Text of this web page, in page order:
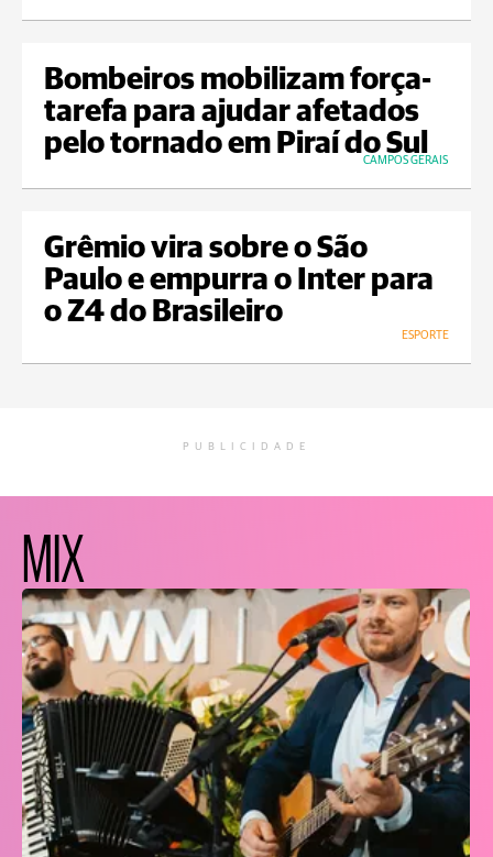
Bombeiros mobilizam força-
tarefa para ajudar afetados
pelo tornado em Piraí do Sul
CAMPOS GERAIS
Grêmio vira sobre o São
Paulo e empurra o Inter para
o Z4 do Brasileiro
ESPORTE
PUBLICIDADE
MIX